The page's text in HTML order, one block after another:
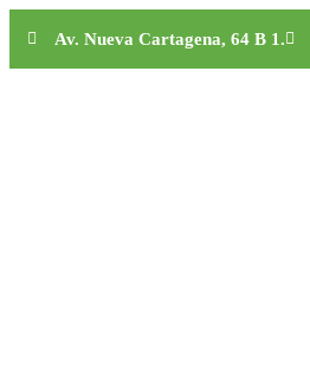
Av. Nueva Cartagena, 64 B 1.